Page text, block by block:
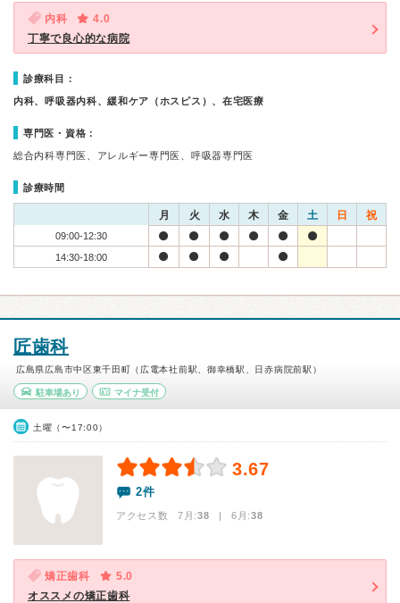
内科
4.0
丁寧で良心的な病院
診療科目：
内科、呼吸器内科、緩和ケア（ホスピス）、在宅医療
専門医・資格：
総合内科専門医、アレルギー専門医、呼吸器専門医
診療時間
月 火 水 木 金 土 日 祝
09:00-12:30
14:30-18:00
匠歯科
広島県広島市中区東千田町（広電本社前駅、御幸橋駅、日赤病院前駅）
駐車場あり マイナ受付
土曜（〜17:00）
3.67
2件
アクセス数 7月:38 | 6月:38
矯正歯科
5.0
オススメの矯正歯科